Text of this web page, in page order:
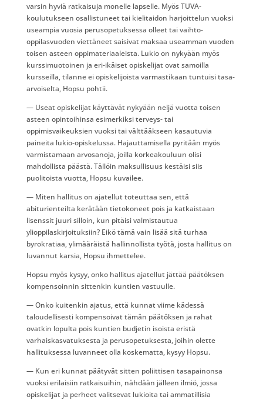
varsin hyviä ratkaisuja monelle lapselle. Myös TUVA-
koulutukseen osallistuneet tai kielitaidon harjoittelun vuoksi
useampia vuosia perusopetuksessa olleet tai vaihto-
oppilasvuoden viettäneet saisivat maksaa useamman vuoden
toisen asteen oppimateriaaleista. Lukio on nykyään myös
kurssimuotoinen ja eri-ikäiset opiskelijat ovat samoilla
kursseilla, tilanne ei opiskelijoista varmastikaan tuntuisi tasa-
arvoiselta, Hopsu pohtii.
— Useat opiskelijat käyttävät nykyään neljä vuotta toisen
asteen opintoihinsa esimerkiksi terveys- tai
oppimisvaikeuksien vuoksi tai välttääkseen kasautuvia
paineita lukio-opiskelussa. Hajauttamisella pyritään myös
varmistamaan arvosanoja, joilla korkeakouluun olisi
mahdollista päästä. Tällöin maksullisuus kestäisi siis
puolitoista vuotta, Hopsu kuvailee.
— Miten hallitus on ajatellut toteuttaa sen, että
abiturienteilta kerätään tietokoneet pois ja katkaistaan
lisenssit juuri silloin, kun pitäisi valmistautua
ylioppilaskirjoituksiin? Eikö tämä vain lisää sitä turhaa
byrokratiaa, ylimääräistä hallinnollista työtä, josta hallitus on
luvannut karsia, Hopsu ihmettelee.
Hopsu myös kysyy, onko hallitus ajatellut jättää päätöksen
kompensoinnin sittenkin kuntien vastuulle.
— Onko kuitenkin ajatus, että kunnat viime kädessä
taloudellisesti kompensoivat tämän päätöksen ja rahat
ovatkin lopulta pois kuntien budjetin isoista eristä
varhaiskasvatuksesta ja perusopetuksesta, joihin olette
hallituksessa luvanneet olla koskematta, kysyy Hopsu.
— Kun eri kunnat päätyvät sitten poliittisen tasapainonsa
vuoksi erilaisiin ratkaisuihin, nähdään jälleen ilmiö, jossa
opiskelijat ja perheet valitsevat lukioita tai ammatillisia